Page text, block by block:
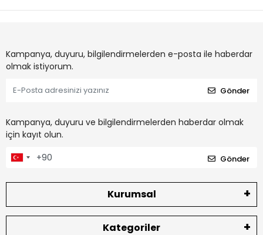
Kampanya, duyuru, bilgilendirmelerden e-posta ile haberdar
olmak istiyorum.
Gönder
Kampanya, duyuru ve bilgilendirmelerden haberdar olmak
için kayıt olun.
Gönder
Kurumsal
Kategoriler